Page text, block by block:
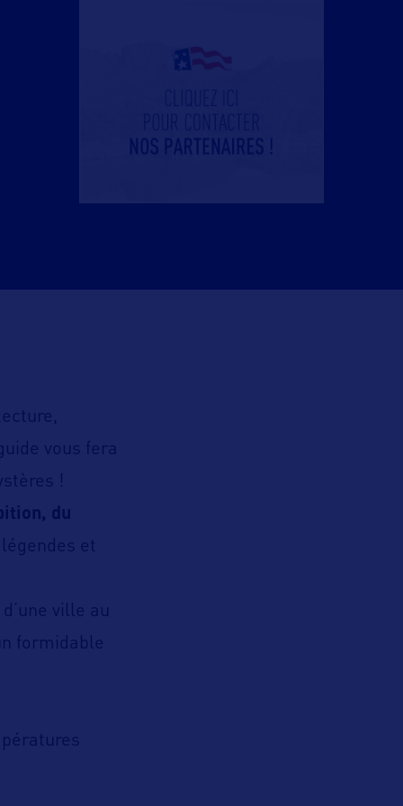
vous fera
!
du
et
ville au
formidable